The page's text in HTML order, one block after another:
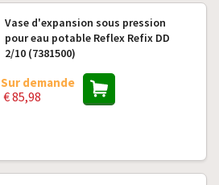
Vase d'expansion sous pression
pour eau potable Reflex Refix DD
2/10 (7381500)
Sur demande
€ 85,98